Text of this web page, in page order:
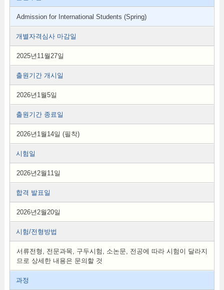
Admission for International Students (Spring)
개별자격심사 마감일
2025년11월27일
출원기간 개시일
2026년1월5일
출원기간 종료일
2026년1월14일 (필착)
시험일
2026년2월11일
합격 발표일
2026년2월20일
시험/전형방법
서류전형, 전문과목, 구두시험, 소논문, 전공에 따라 시험이 달라지
므로 상세한 내용은 문의할 것
과정